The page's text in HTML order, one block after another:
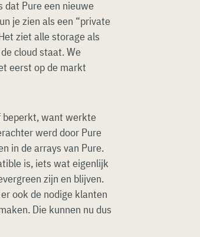
dat Pure een nieuwe
je zien als een “private
ziet alle storage als
cloud staat. We
eerst op de markt
beperkt, want werkte
werd door Pure
in de arrays van Pure.
is, iets wat eigenlijk
zijn en blijven.
ook de nodige klanten
Die kunnen nu dus